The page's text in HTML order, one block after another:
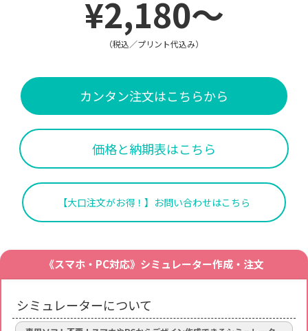
¥2,180～
（税込／プリント代込み）
カンタン注文はこちらから
価格と納期表はこちら
【大口注文がお得！】お問い合わせはこちら
《スマホ・PC対応》シミュレーター作成・注文
シミュレーターについて